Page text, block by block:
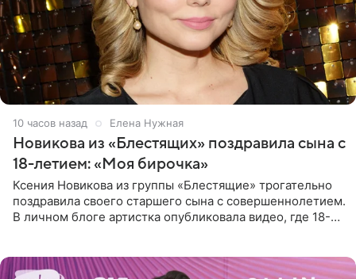
10 часов назад Елена Нужная
Новикова из «Блестящих» поздравила сына с
18-летием: «Моя бирочка»
Ксения Новикова из группы «Блестящие» трогательно
поздравила своего старшего сына с совершеннолетием.
В личном блоге артистка опубликовала видео, где 18-